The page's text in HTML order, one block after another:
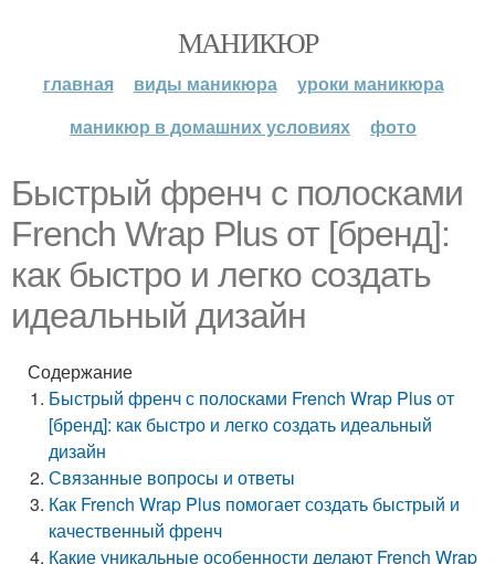
МАНИКЮР
главная виды маникюра
уроки маникюра
маникюр в домашних условиях
фото
Быстрый френч с полосками
French Wrap Plus от [бренд]:
как быстро и легко создать
идеальный дизайн
Содержание
Быстрый френч с полосками French Wrap Plus от
[бренд]: как быстро и легко создать идеальный
дизайн
Связанные вопросы и ответы
Как French Wrap Plus помогает создать быстрый и
качественный френч
Какие уникальные особенности делают French Wrap